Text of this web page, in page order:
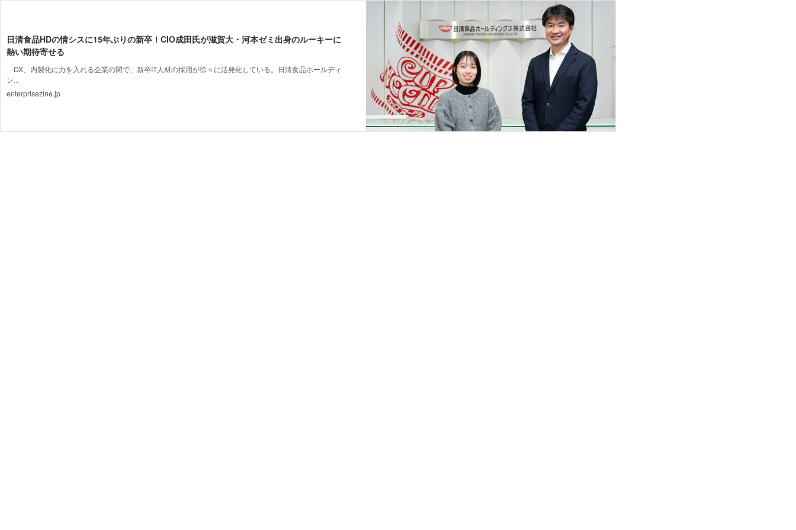
日清食品HDの情シスに15年ぶりの新卒！CIO成田氏が滋賀大・河本ゼミ出身のルーキーに
熱い期待寄せる
DX、内製化に力を入れる企業の間で、新卒IT人材の採用が徐々に活発化している。日清食品ホールディ
ン...
enterprisezine.jp